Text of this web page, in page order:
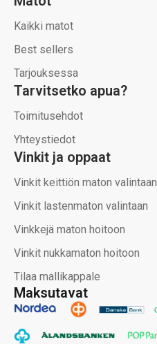
Maksutavat
Kaikki matot
Best sellers
Tarjouksessa
Tarvitsetko apua?
Toimitusehdot
Yhteystiedot
Vinkit ja oppaat
Vinkit keittiön maton valintaan
Vinkit lastenmaton valintaan
Vinkkejä maton hoitoon
Vinkit nukkamaton hoitoon
Tilaa mallikappale